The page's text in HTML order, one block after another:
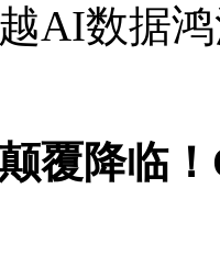
AI数据
覆降临